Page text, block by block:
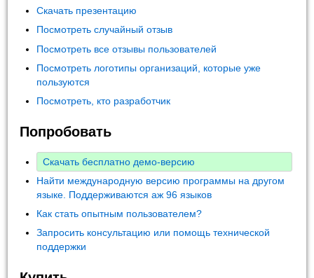
Скачать презентацию
Посмотреть случайный отзыв
Посмотреть все отзывы пользователей
Посмотреть логотипы организаций, которые уже
пользуются
Посмотреть, кто разработчик
Попробовать
Скачать бесплатно демо-версию
Найти международную версию программы на другом
языке. Поддерживаются аж 96 языков
Как стать опытным пользователем?
Запросить консультацию или помощь технической
поддержки